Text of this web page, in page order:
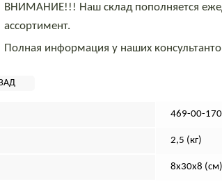
ВНИМАНИЕ!!! Наш склад пополняется
ассортимент.
Полная информация у наших
469-00-
2,5 (кг)
8х30х8 (см)